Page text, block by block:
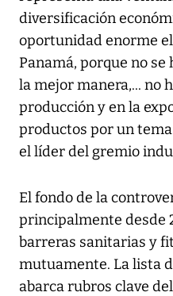
diversificación
oportunidad enorme
Panamá, porque no
la mejor manera,... no
producción y en la
productos por un
el líder del gremio
El fondo de la
principalmente desde
barreras sanitarias y
mutuamente. La lista
abarca rubros clave